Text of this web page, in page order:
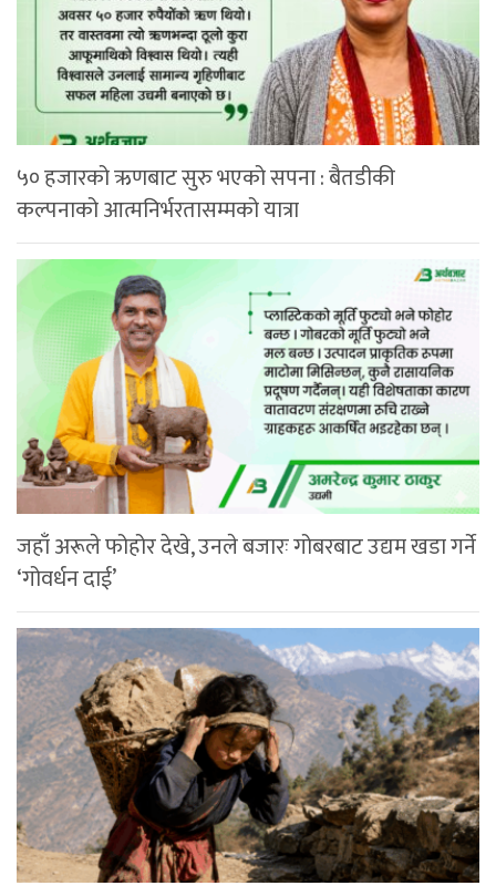
५० हजारको ऋणबाट सुरु भएको सपना : बैतडीकी
कल्पनाको आत्मनिर्भरतासम्मको यात्रा
जहाँ अरूले फोहोर देखे, उनले बजारः गोबरबाट उद्यम खडा गर्ने
‘गोवर्धन दाई’